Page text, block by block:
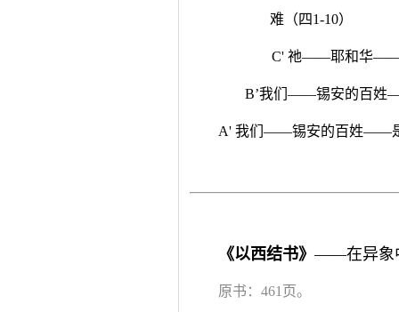
难（四1-10）
C' 祂——耶和华——
B’我们——锡安的百姓
A' 我们——锡安的百姓——是
《以西结书》——在异象
原书：461页。